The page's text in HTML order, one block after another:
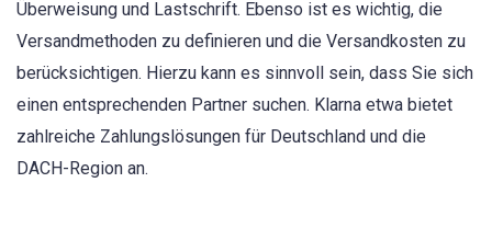
Überweisung und Lastschrift. Ebenso ist es wichtig, die
Versandmethoden zu definieren und die Versandkosten zu
berücksichtigen. Hierzu kann es sinnvoll sein, dass Sie sich
einen entsprechenden Partner suchen. Klarna etwa bietet
zahlreiche Zahlungslösungen für Deutschland und die
DACH-Region an.